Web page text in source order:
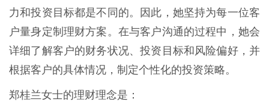
力和投资目标都是不同的。因此，她坚持为每一位客
户量身定制理财方案。在与客户沟通的过程中，她会
详细了解客户的财务状况、投资目标和风险偏好，并
根据客户的具体情况，制定个性化的投资策略。
郑桂兰女士的理财理念是：